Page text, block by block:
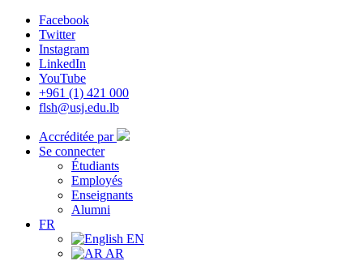
Facebook
Twitter
Instagram
LinkedIn
YouTube
+961 (1) 421 000
flsh@usj.edu.lb
Accréditée par
Se connecter
Étudiants
Employés
Enseignants
Alumni
FR
EN
AR